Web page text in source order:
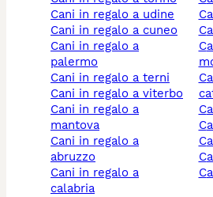
cani in regalo a udine
cani in regalo a cuneo
cani in regalo a
palermo
cani in regalo a terni
cani in regalo a viterbo
cani in regalo a
mantova
cani in regalo a
abruzzo
cani in regalo a
calabria
cani in regalo a
cani in regalo a